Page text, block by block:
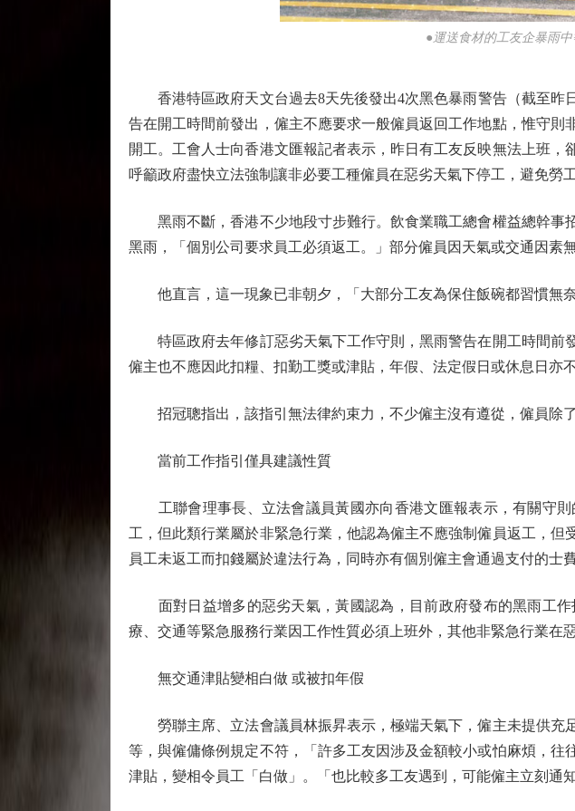
●運送食材的工友企暴雨
香港特區政府天文台過去8天先後發出4次黑色暴雨警告（截至昨
告在開工時間前發出，僱主不應要求一般僱員返回工作地點，惟守
開工。工會人士向香港文匯報記者表示，昨日有工友反映無法上班
呼籲政府盡快立法強制讓非必要工種僱員在惡劣天氣下停工，避免勞
黑雨不斷，香港不少地段寸步難行。飲食業職工總會權益總幹事
黑雨，「個別公司要求員工必須返工。」部分僱員因天氣或交通因素
他直言，這一現象已非朝夕，「大部分工友為保住飯碗都習慣無奈
特區政府去年修訂惡劣天氣下工作守則，黑雨警告在開工時間前
僱主也不應因此扣糧、扣勤工獎或津貼，年假、法定假日或休息日亦
招冠聰指出，該指引無法律約束力，不少僱主沒有遵從，僱員除
當前工作指引僅具建議性質
工聯會理事長、立法會議員黃國亦向香港文匯報表示，有關守則
工，但此類行業屬於非緊急行業，他認為僱主不應強制僱員返工，
員工未返工而扣錢屬於違法行為，同時亦有個別僱主會通過支付的士
面對日益增多的惡劣天氣，黃國認為，目前政府發布的黑雨工作
療、交通等緊急服務行業因工作性質必須上班外，其他非緊急行業在
無交通津貼變相白做 或被扣年假
勞聯主席、立法會議員林振昇表示，極端天氣下，僱主未提供充
等，與僱傭條例規定不符，「許多工友因涉及金額較小或怕麻煩，
津貼，變相令員工「白做」。「也比較多工友遇到，可能僱主立刻通